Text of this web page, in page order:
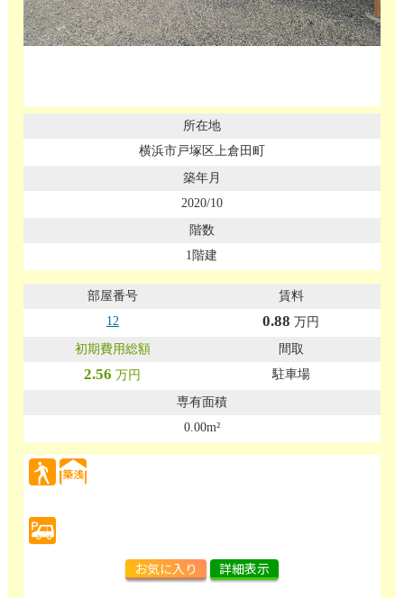
横浜市戸塚区上倉田町
2020/10
1階建
12 0.88 万円
2.56 万円 駐車場
0.00m²
お気に入り 詳細表示